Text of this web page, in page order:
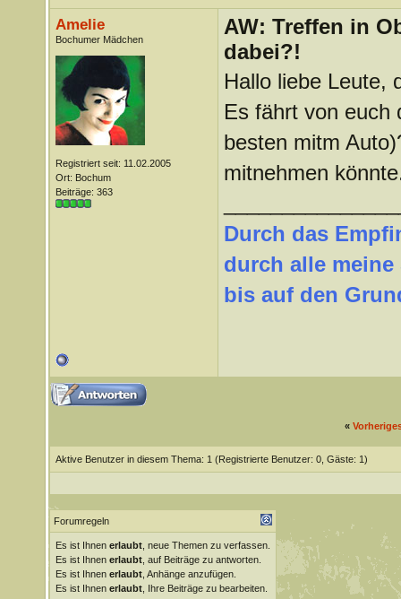
Amelie
Bochumer Mädchen
Registriert seit: 11.02.2005
Ort: Bochum
Beiträge: 363
AW: Treffen in
dabei?!
Hallo liebe Leute,
Es fährt von euch
besten mitm
mitnehmen
Durch das
durch alle meine
bis auf den
«
Aktive Benutzer in diesem Thema: 1 (Registrierte Benutzer: 0, Gäste: 1)
Forumregeln
Es ist Ihnen erlaubt, neue Themen zu verfassen.
Es ist Ihnen erlaubt, auf Beiträge zu antworten.
Es ist Ihnen erlaubt, Anhänge anzufügen.
Es ist Ihnen erlaubt, Ihre Beiträge zu bearbeiten.